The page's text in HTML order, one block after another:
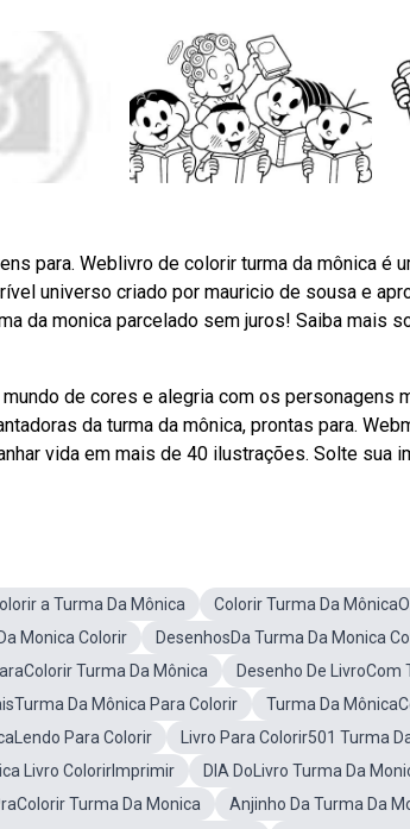
para. Weblivro de colorir turma da mônica é
universo criado por mauricio de sousa e
da monica parcelado sem juros! Saiba
de cores e alegria com os personagens
da turma da mônica, prontas para.
vida em mais de 40 ilustrações. Solte sua
a Turma Da Mônica Colorir Turma Da
Monica Colorir
DesenhosDa Turma Da Monica
Turma Da Mônica
Desenho De LivroCom
Da Mônica Para Colorir
Turma Da
Para Colorir
Livro Para Colorir501 Turma
Livro ColorirImprimir
DIA DoLivro Turma Da
Turma Da Monica
Anjinho Da Turma Da